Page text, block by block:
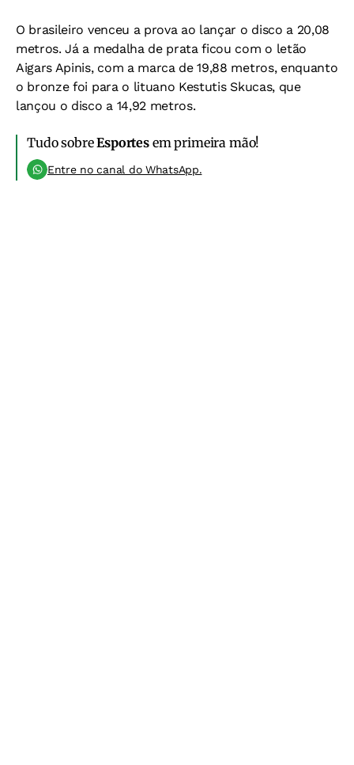
O brasileiro venceu a prova ao lançar o disco a 20,08
metros. Já a medalha de prata ficou com o letão
Aigars Apinis, com a marca de 19,88 metros, enquanto
o bronze foi para o lituano Kestutis Skucas, que
lançou o disco a 14,92 metros.
Tudo sobreEsportesem primeira mão!
Entre no canal do WhatsApp.